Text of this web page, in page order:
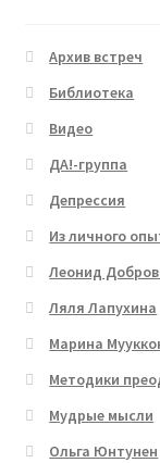
Архив встреч
Библиотека
Видео
ДА!-группа
Депрессия
Из личного
Леонид
Ляля Лапухина
Марина
Методики
Мудрые мысли
Ольга Юнтунен